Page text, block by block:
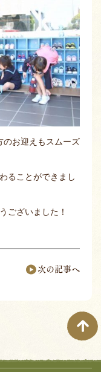
のお迎えもスムーズ
ることができまし
ございました！
次の記事へ